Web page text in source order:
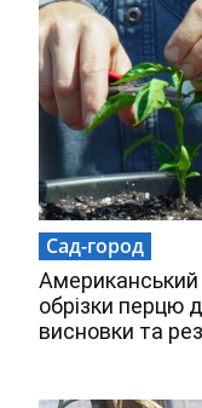
Сад-город
Американський
обрізки перцю
висновки та